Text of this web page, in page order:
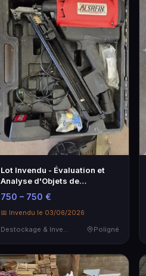
Lot Invendu - Évaluation et
Analyse d'Objets de
Destockage
750 – 750 €
📅 Invendu le 03/06/2026
Poligné